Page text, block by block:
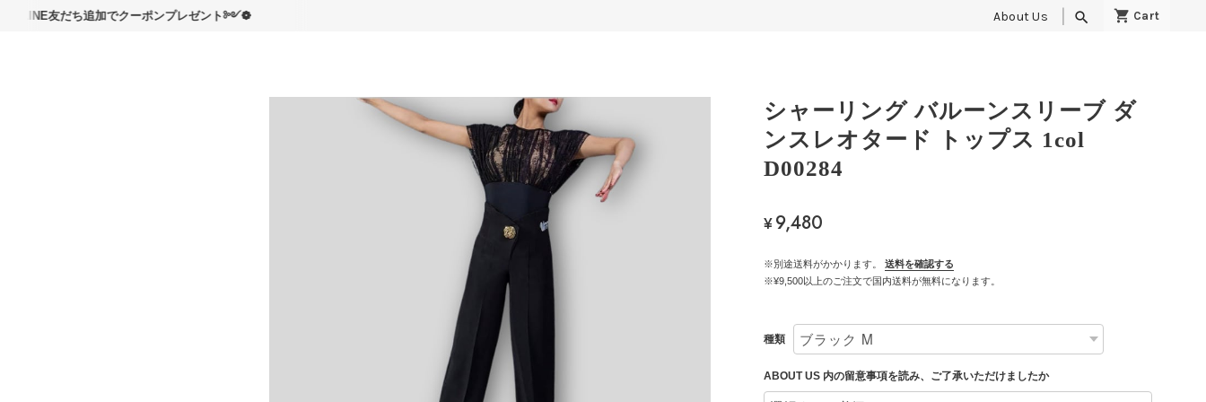
だち追加でクーポンプレゼント༻❁ About Us search
シャーリング バルーンスリーブ ダ
ンスレオタード トップス 1col
D00284
¥9,480
※別途送料がかかります。
送料を確認する
※¥9,500以上のご注文で国内送料が無料になります。
種類
ABOUT US 内の留意事項を読み、ご了承いただけましたか